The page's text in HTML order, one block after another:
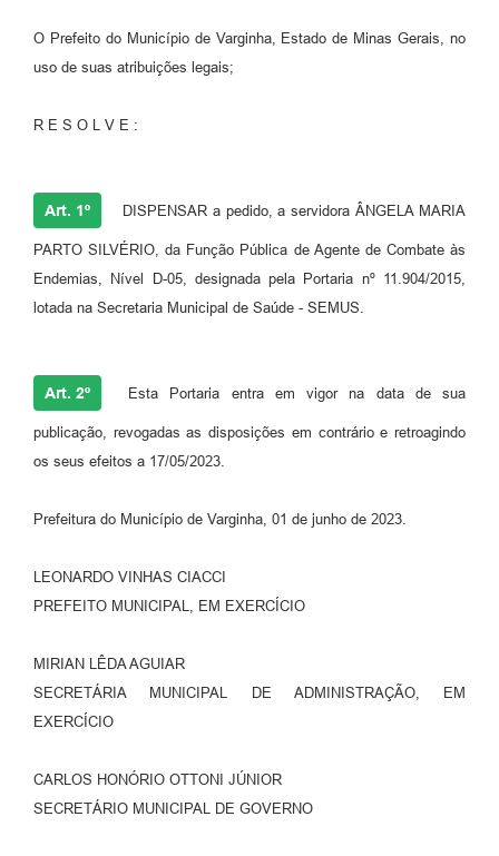
O Prefeito do Município de Varginha, Estado de Minas Gerais, no
uso de suas atribuições legais;
R E S O L V E :
Art. 1º DISPENSAR a pedido, a servidora ÂNGELA MARIA
PARTO SILVÉRIO, da Função Pública de Agente de Combate às
Endemias, Nível D-05, designada pela Portaria nº 11.904/2015,
lotada na Secretaria Municipal de Saúde - SEMUS.
Art. 2º Esta Portaria entra em vigor na data de sua
publicação, revogadas as disposições em contrário e retroagindo
os seus efeitos a 17/05/2023.
Prefeitura do Município de Varginha, 01 de junho de 2023.
LEONARDO VINHAS CIACCI
PREFEITO MUNICIPAL, EM EXERCÍCIO
MIRIAN LÊDA AGUIAR
SECRETÁRIA MUNICIPAL DE ADMINISTRAÇÃO, EM
EXERCÍCIO
CARLOS HONÓRIO OTTONI JÚNIOR
SECRETÁRIO MUNICIPAL DE GOVERNO